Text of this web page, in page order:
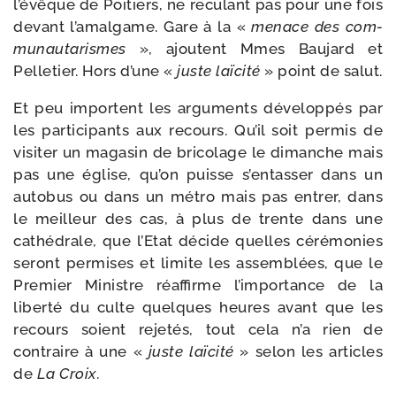
l’évêque de Poitiers, ne recu­lant pas pour une fois
devant l’amalgame. Gare à la «menace des com­
mu­nau­ta­rismes », ajoutent Mmes Baujard et
Pelletier. Hors d’une « juste laï­ci­té » point de salut.
Et peu importent les argu­ments déve­lop­pés par
les par­ti­ci­pants aux recours. Qu’il soit per­mis de
visi­ter un maga­sin de bri­co­lage le dimanche mais
pas une église, qu’on puisse s’entasser dans un
auto­bus ou dans un métro mais pas entrer, dans
le meilleur des cas, à plus de trente dans une
cathé­drale, que l’Etat décide quelles céré­mo­nies
seront per­mises et limite les assem­blées, que le
Premier Ministre réaf­firme l’importance de la
liber­té du culte quelques heures avant que les
recours soient reje­tés, tout cela n’a rien de
contraire à une « juste laï­ci­té » selon les articles
de La Croix.